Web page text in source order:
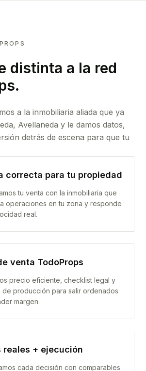
distinta a la red
a la inmobiliaria aliada que ya
Avellaneda y le damos datos,
detrás de escena para que tu
correcta para tu propiedad
tu venta con la inmobiliaria que
operaciones en tu zona y responde
real.
venta TodoProps
precio eficiente, checklist legal y
de producción para salir ordenados
margen.
reales + ejecución
cada decisión con comparables